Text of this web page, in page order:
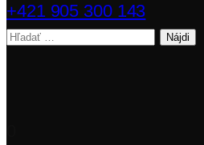
+421 905 300 143
Hľadať: